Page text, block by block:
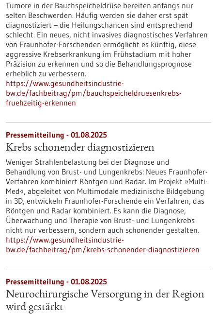
Tumore in der Bauchspeicheldrüse bereiten anfangs nur
selten Beschwerden. Häufig werden sie daher erst spät
diagnostiziert – die Heilungschancen sind entsprechend
schlecht. Ein neues, nicht invasives diagnostisches Verfahren
von Fraunhofer-Forschenden ermöglicht es künftig, diese
aggressive Krebserkrankung im Frühstadium mit hoher
Präzision zu erkennen und so die Behandlungsprognose
erheblich zu verbessern.
https://www.gesundheitsindustrie-
bw.de/fachbeitrag/pm/bauchspeicheldruesenkrebs-
fruehzeitig-erkennen
Pressemitteilung - 01.08.2025
Krebs schonender diagnostizieren
Weniger Strahlenbelastung bei der Diagnose und
Behandlung von Brust- und Lungenkrebs: Neues Fraunhofer-
Verfahren kombiniert Röntgen und Radar. Im Projekt »Multi-
Med«, abgeleitet von Multimodale medizinische Bildgebung
in 3D, entwickeln Fraunhofer-Forschende ein Verfahren, das
Röntgen und Radar kombiniert. Es kann die Diagnose,
Überwachung und Therapie von Brust- und Lungenkrebs
nicht nur verbessern, sondern auch schonender gestalten.
https://www.gesundheitsindustrie-
bw.de/fachbeitrag/pm/krebs-schonender-diagnostizieren
Pressemitteilung - 01.08.2025
Neurochirurgische Versorgung in der Region
wird gestärkt